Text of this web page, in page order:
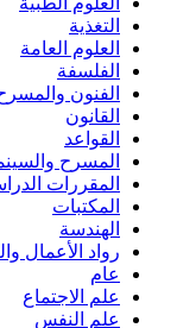
التغذية
العلوم العامة
الفلسفة
الفنون
القانون
القواعد
المسرح
المقررات
المكتبات
الهندسة
رواد الأعمال
عام
علم الاجتماع
علم النفس